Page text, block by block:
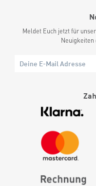
Meldet Euch jetzt für
Neuigkeiten